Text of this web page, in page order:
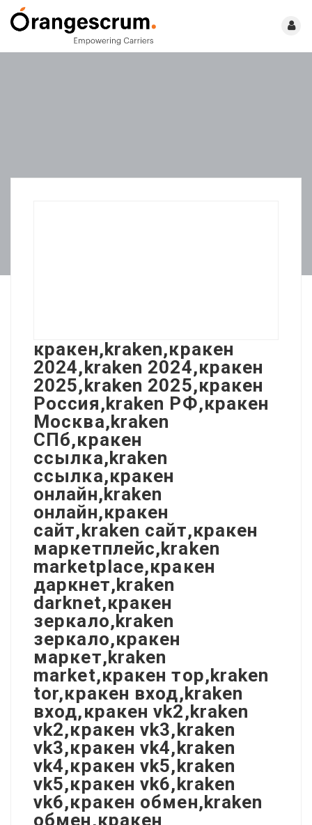
кракен,kraken,кракен
2024,kraken 2024,кракен
2025,kraken 2025,кракен
Россия,kraken РФ,кракен
Москва,kraken
СПб,кракен
ссылка,kraken
ссылка,кракен
онлайн,kraken
онлайн,кракен
сайт,kraken сайт,кракен
маркетплейс,kraken
marketplace,кракен
даркнет,kraken
darknet,кракен
зеркало,kraken
зеркало,кракен
маркет,kraken
market,кракен тор,kraken
tor,кракен вход,kraken
вход,кракен vk2,kraken
vk2,кракен vk3,kraken
vk3,кракен vk4,kraken
vk4,кракен vk5,kraken
vk5,кракен vk6,kraken
vk6,кракен обмен,kraken
обмен,кракен